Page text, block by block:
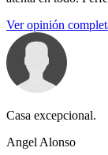
Ver opinión
Casa excepcional.
Angel Alonso